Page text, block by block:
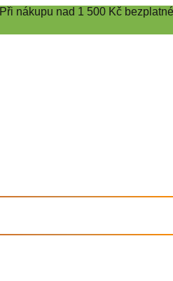
Při nákupu nad 1 500 Kč